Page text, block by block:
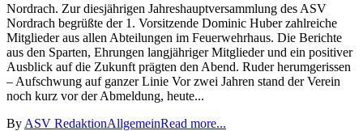
Nordrach. Zur diesjährigen Jahreshauptversammlung des ASV
Nordrach begrüßte der 1. Vorsitzende Dominic Huber zahlreiche
Mitglieder aus allen Abteilungen im Feuerwehrhaus. Die Berichte
aus den Sparten, Ehrungen langjähriger Mitglieder und ein positiver
Ausblick auf die Zukunft prägten den Abend. Ruder herumgerissen
– Aufschwung auf ganzer Linie Vor zwei Jahren stand der Verein
noch kurz vor der Abmeldung, heute...
By ASV RedaktionAllgemeinRead more...